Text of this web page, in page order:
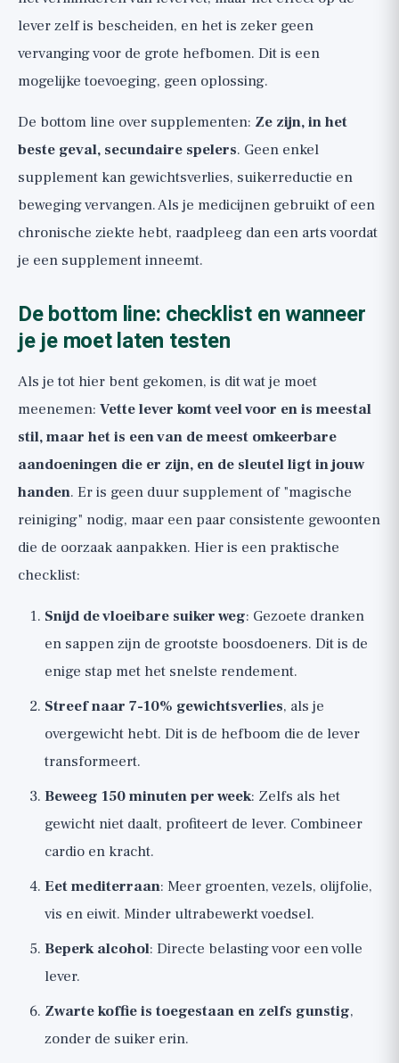
lever zelf is bescheiden, en het is zeker geen
vervanging voor de grote hefbomen. Dit is een
mogelijke toevoeging, geen oplossing.
De bottom line over supplementen: Ze zijn, in het
beste geval, secundaire spelers. Geen enkel
supplement kan gewichtsverlies, suikerreductie en
beweging vervangen. Als je medicijnen gebruikt of een
chronische ziekte hebt, raadpleeg dan een arts voordat
je een supplement inneemt.
De bottom line: checklist en wanneer
je je moet laten testen
Als je tot hier bent gekomen, is dit wat je moet
meenemen: Vette lever komt veel voor en is meestal
stil, maar het is een van de meest omkeerbare
aandoeningen die er zijn, en de sleutel ligt in jouw
handen. Er is geen duur supplement of "magische
reiniging" nodig, maar een paar consistente gewoonten
die de oorzaak aanpakken. Hier is een praktische
checklist:
Snijd de vloeibare suiker weg: Gezoete dranken
en sappen zijn de grootste boosdoeners. Dit is de
enige stap met het snelste rendement.
Streef naar 7-10% gewichtsverlies, als je
overgewicht hebt. Dit is de hefboom die de lever
transformeert.
Beweeg 150 minuten per week: Zelfs als het
gewicht niet daalt, profiteert de lever. Combineer
cardio en kracht.
Eet mediterraan: Meer groenten, vezels, olijfolie,
vis en eiwit. Minder ultrabewerkt voedsel.
Beperk alcohol: Directe belasting voor een volle
lever.
Zwarte koffie is toegestaan en zelfs gunstig,
zonder de suiker erin.